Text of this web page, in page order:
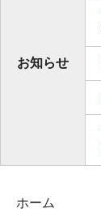
お知らせ
ホーム